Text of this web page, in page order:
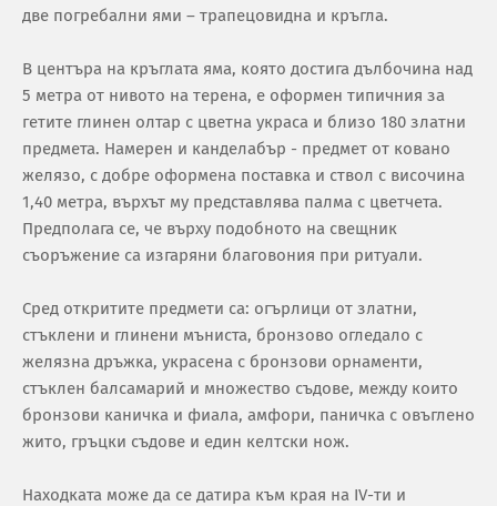
две погребални ями – трапецовидна и кръгла.
В центъра на кръглата яма, която достига дълбочина над
5 метра от нивото на терена, е оформен типичния за
гетите глинен олтар с цветна украса и близо 180 златни
предмета. Намерен и канделабър - предмет от ковано
желязо, с добре оформена поставка и ствол с височина
1,40 метра, върхът му представлява палма с цветчета.
Предполага се, че върху подобното на свещник
съоръжение са изгаряни благовония при ритуали.
Сред откритите предмети са: огърлици от златни,
стъклени и глинени мъниста, бронзово огледало с
желязна дръжка, украсена с бронзови орнаменти,
стъклен балсамарий и множество съдове, между които
бронзови каничка и фиала, амфори, паничка с овъглено
жито, гръцки съдове и един келтски нож.
Находката може да се датира към края на IV-ти и